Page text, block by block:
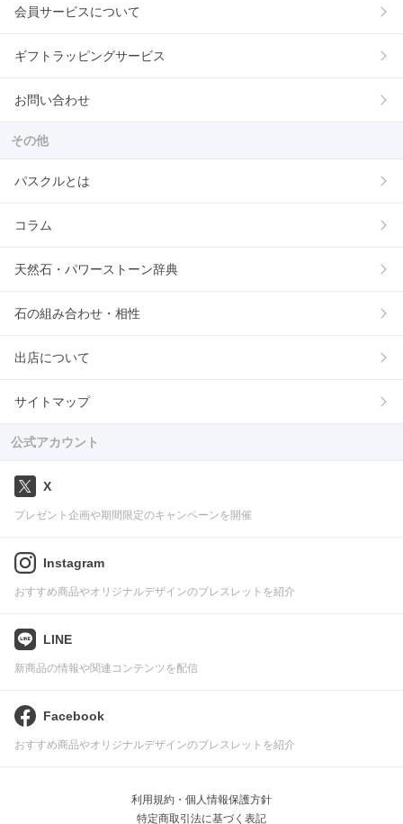
会員サービスについて
ギフトラッピングサービス
お問い合わせ
その他
パスクルとは
コラム
天然石・パワーストーン辞典
石の組み合わせ・相性
出店について
サイトマップ
公式アカウント
X
プレゼント企画や期間限定のキャンペーンを開催
Instagram
おすすめ商品やオリジナルデザインのブレスレットを紹介
LINE
新商品の情報や関連コンテンツを配信
Facebook
おすすめ商品やオリジナルデザインのブレスレットを紹介
利用規約・個人情報保護方針
特定商取引法に基づく表記